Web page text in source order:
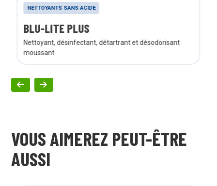
NETTOYANTS SANS ACIDE
BLU-LITE PLUS
Nettoyant, désinfectant, détartrant et désodorisant
moussant
VOUS AIMEREZ PEUT-ÊTRE
AUSSI